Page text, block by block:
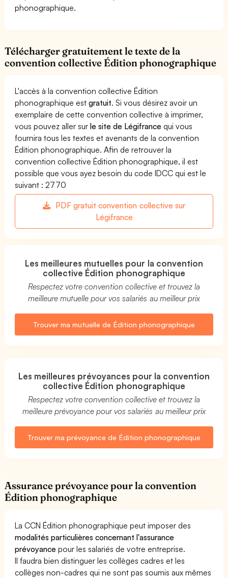
phonographique.
Télécharger gratuitement le texte de la
convention collective Édition phonographique
L'accès à la convention collective Édition
phonographique estgratuit. Si vous désirez avoir un
exemplaire de cette convention collective à imprimer,
vous pouvez aller surle site de Légifrance qui vous
fournira tous les textes et avenants de la convention
Édition phonographique. Afin de retrouver la
convention collective Édition phonographique, il est
possible que vous ayez besoin du code IDCC qui est le
suivant : 2770
PDF gratuit convention collective sur
Légifrance
Les meilleures mutuelles pour la convention
collective Édition phonographique
Respectez votre convention collective et trouvez la
meilleure mutuelle pour vos salariés au meilleur prix
Trouver ma mutuelle de Édition phonographique
Les meilleures prévoyances pour la convention
collective Édition phonographique
Respectez votre convention collective et trouvez la
meilleure prévoyance pour vos salariés au meilleur prix
Trouver ma prévoyance de Édition phonographique
Assurance prévoyance pour la convention
Édition phonographique
La CCN Édition phonographique peut imposer des
modalités particulières concernant l'assurance
prévoyance pour les salariés de votre entreprise.
Il faudra bien distinguer les collèges cadres et les
collèges non-cadres qui ne sont pas soumis aux mêmes